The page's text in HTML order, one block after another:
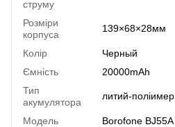
струму
Розміри
корпуса
139×68×28мм
Колір
Черный
Ємність
20000mAh
Тип
акумулятора
литий-
Модель
Borofone